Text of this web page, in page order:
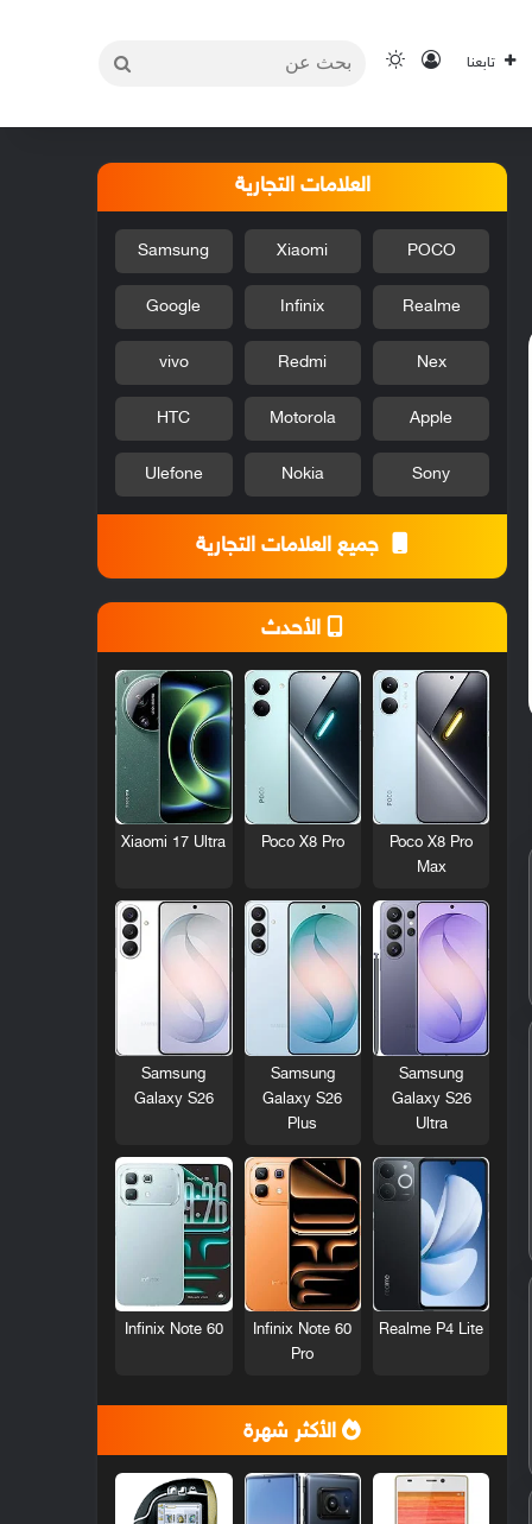
تابعنا تسجيل الدخول
الوضع المظلم
العلامات التجارية
POCO
Xiaomi
Samsung
Realme
Infinix
Google
Nex
Redmi
vivo
Apple
Motorola
HTC
Sony
Nokia
Ulefone
جميع العلامات التجارية
الأحدث
Poco X8 Pro
Max
Poco X8 Pro
Xiaomi 17 Ultra
Samsung
Galaxy S26
Ultra
Samsung
Galaxy S26
Plus
Samsung
Galaxy S26
Realme P4 Lite
Infinix Note 60
Pro
Infinix Note 60
الأكثر شهرة